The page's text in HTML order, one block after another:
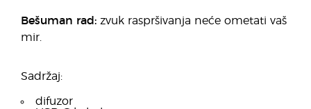
Bešuman rad: zvuk raspršivanja neće ometati vaš
mir.
Sadržaj:
difuzor